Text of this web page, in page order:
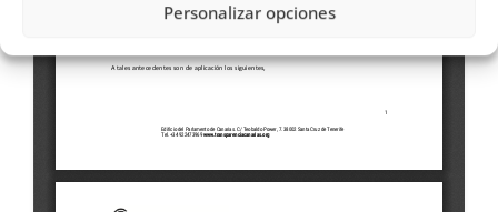
Personalizar opciones